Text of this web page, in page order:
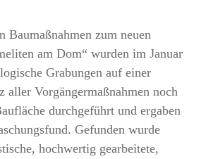
Baumaßnahmen zum neuen
am Dom“ wurden im Januar
Grabungen auf einer
aller Vorgängermaßnahmen noch
durchgeführt und ergaben
Gefunden wurde
hochwertig gearbeitete,